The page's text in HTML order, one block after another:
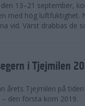
13–21 september,
med hög luftfuktighet.
vid. Värst drabbas de
i Tjejmilen
årets Tjejmilen på tiden
den första kom 2019.